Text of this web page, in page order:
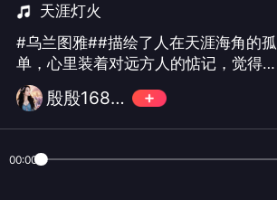
天涯灯火
#乌兰图雅##描绘了人在天涯海角的孤
单，心里装着对远方人的惦记，觉得日
子有点失落又浪漫 。#
殷殷168🎵
00:00